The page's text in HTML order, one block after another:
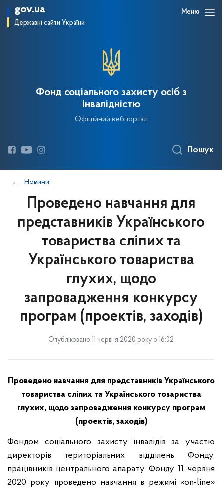
gov.ua
Державні сайти України
Меню
Фонд соціального захисту осіб з
інвалідністю
Офіційний вебпортал
Пошук
Новини
Проведено навчання для
представників Українського
товариства сліпих та
Українського товариства
глухих, щодо
запровадження конкурсу
програм (проектів, заходів)
Опубліковано 11 червня 2020 року о 16:02
Проведено навчання для представників Українського
товариства сліпих та Українського товариства
глухих, щодо запровадження конкурсу програм
(проектів, заходів)
Фондом соціального захисту інвалідів за участю
директорів територіальних відділень Фонду,
працівників центрального апарату Фонду 11 червня
2020 року проведено навчання в режимі «on-line»